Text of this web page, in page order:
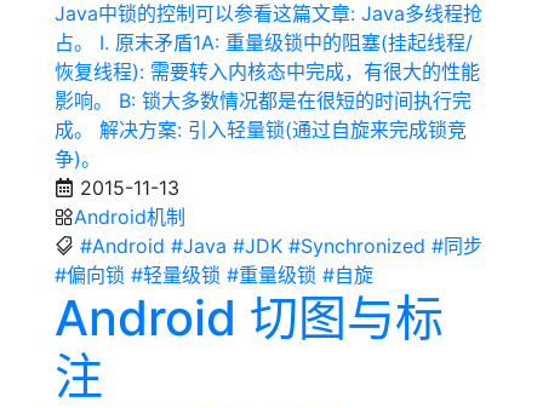
Java中锁的控制可以参看这篇文章: Java多线程抢
占。 I. 原末矛盾1A: 重量级锁中的阻塞(挂起线程/
恢复线程): 需要转入内核态中完成，有很大的性能
影响。 B: 锁大多数情况都是在很短的时间执行完
成。 解决方案: 引入轻量锁(通过自旋来完成锁竞
争)。
2015-11-13
Android机制
#Android #Java #JDK #Synchronized #同步
#偏向锁 #轻量级锁 #重量级锁 #自旋
Android 切图与标
注